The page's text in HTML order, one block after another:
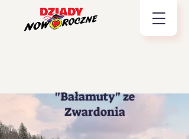
"Bałamuty" ze
Zwardonia